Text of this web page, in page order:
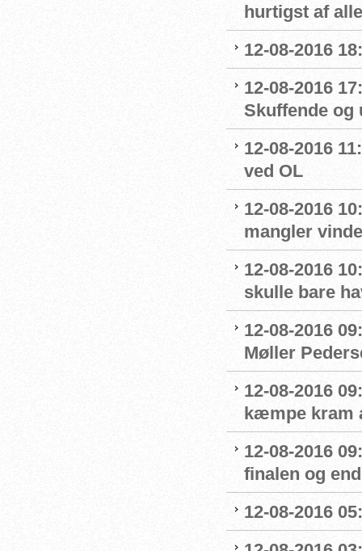
hurtigst af
12-08-2016
12-08-2016
Skuffende
12-08-2016
ved OL
12-08-2016
mangler
12-08-2016
skulle bare
12-08-2016
Møller
12-08-2016
kæmpe kram
12-08-2016
finalen og
12-08-2016